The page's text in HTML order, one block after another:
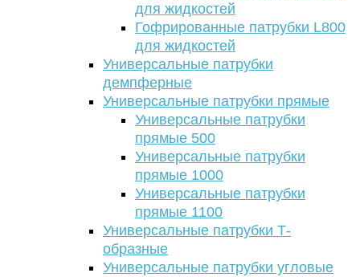
для жидкостей
Гофрированные патрубки L800
для жидкостей
Универсальные патрубки
демпферные
Универсальные патрубки прямые
Универсальные патрубки
прямые 500
Универсальные патрубки
прямые 1000
Универсальные патрубки
прямые 1100
Универсальные патрубки Т-
образные
Универсальные патрубки угловые